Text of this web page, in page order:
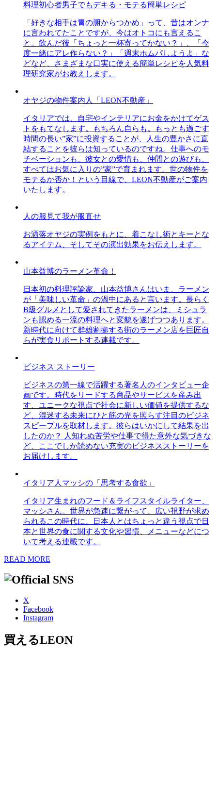
料理初心者男子でもデキる・モテる簡単レシピ
「好きな相手は胃の腑からつかめ」って、昔はオンナ
に言われてたことですが、今はオトコにも言えるこ
と。飲んだ後「ちょっと一杯寄ってかない？」、「今
度一緒にアレ作らない？」「週末ホムパしようよ」な
どなど、さまざまな口実に使える簡単レシピを人気料
理研究家がお教えします。
オヤジの物件案内人「LEON不動産」
イタリアでは、自宅やインテリアにお金をかけてゲス
トをもてなします。もちろん自らも。もっとも過ごす
時間の長い”家”に投資することが、人生の豊かさに直
結することを彼らは知っているのですね。仕事へのモ
チベーションも、彼女との愛情も、仲間との遊びも、
すべてはお気に入りの”家”で育まれます。世の物件を
モテるか否か！という目線で、LEON不動産がご案内
いたします。
人の服見て我が服直せ
お洒落オヤジの実例をもとに、着こなし術とキーとな
るアイテム、そしてその演出効果をお伝えします。
山本益博のラーメン革命！
日本初の料理評論家、山本益博さんはいま、ラーメン
が「美味しい革命」の渦中にあると言います。長らく
B級グルメとして愛されてきたラーメンは、ミシュラ
ンも認める一流の料理へと変貌を遂げつつあります。
新時代に向けて群雄割拠する街のラーメン店を巨匠自
らが実食リポートする連載です。
ビジネス ストーリー
ビジネスの第一線で活躍する著名人のインタビュー企
画です。時代をリードする商品やサービスを産み出
す、ユニークな視点で社会に新しい価値を提供するな
ど、混迷する未来にひと筋の光を照らす注目のビジネ
スピープルを取材します。彼らはいかにして結果を出
したのか？ 人知れぬ苦労や仕事で得た意外な気づきな
ど、ここでしか読めない充実のビジネスストーリーを
お届けします。
イタリア人マッシの「思考する食欲」
イタリア生まれのフード＆ライフスタイルライター、
マッシさん。世界が急速に繋がって、広い視野が求め
られるこの時代に、日本人とはちょっと違う視点で日
本と世界の食に関する文化や習慣、メニューなどにつ
いて考える連載です。
READ MORE
X
Facebook
Instagram
買えるLEON